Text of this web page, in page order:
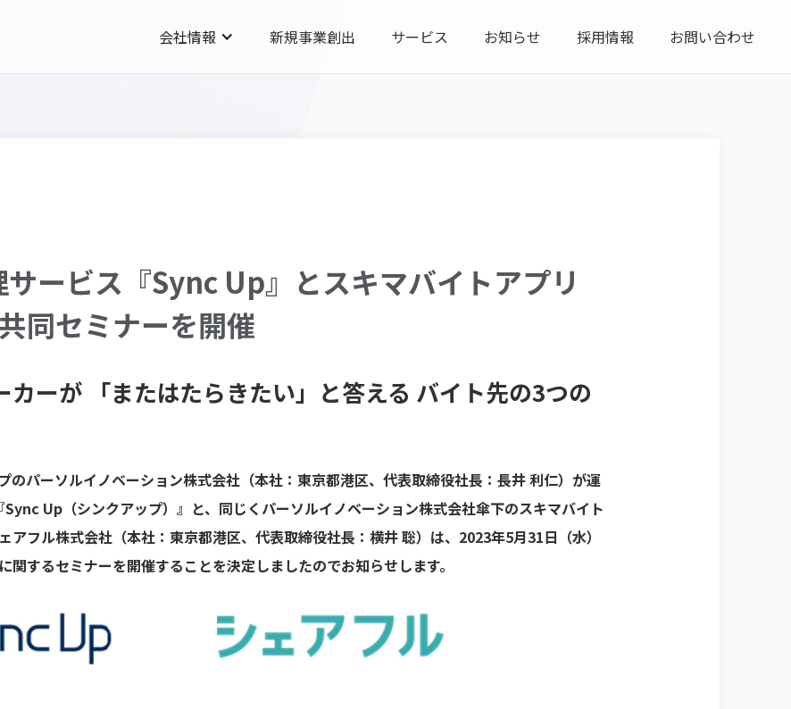
会社情報 新規事業創出 サービス お知らせ 採用情報 お問い合わせ
ービス『Sync Up』とスキマバイトアプリ
同セミナーを開催
カーが 「またはたらきたい」と答える バイト先の3つの
のパーソルイノベーション株式会社（本社：東京都港区、代表取締役社長：長井 利仁）が運
Up（シンクアップ）』と、同じくパーソルイノベーション株式会社傘下のスキマバイト
アフル株式会社（本社：東京都港区、代表取締役社長：横井 聡）は、2023年5月31日（水）
関するセミナーを開催することを決定しましたのでお知らせします。